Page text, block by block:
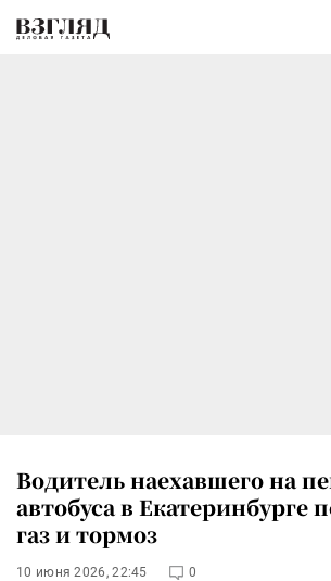
Водитель наехавшего на
автобуса в Екатеринбурге
газ и тормоз
10 июня 2026, 22:45 0